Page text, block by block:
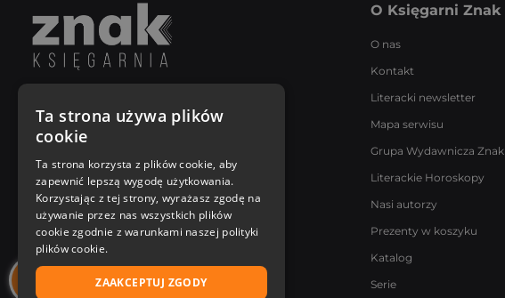
Poniedziałek - Piątek
8:00 - 18:00
[email protected]
Bądź z nami na bieżąco
O Księgarni Znak
O nas
Kontakt
Literacki newsletter
Mapa serwisu
Grupa Wydawnicza Znak
Literackie Horoskopy
Nasi autorzy
Prezenty w koszyku
Katalog
Serie
Ta strona używa plików
cookie
Ta strona korzysta z plików cookie, aby
zapewnić lepszą wygodę użytkowania.
Korzystając z tej strony, wyrażasz zgodę na
używanie przez nas wszystkich plików
cookie zgodnie z warunkami naszej polityki
plików cookie.
ZAAKCEPTUJ ZGODY